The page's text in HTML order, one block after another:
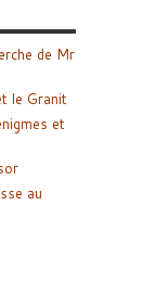
de Mr
le Granit
et
au